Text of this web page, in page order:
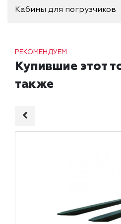
Кабины для погрузчиков
РЕКОМЕНДУЕМ
Купившие этот
также